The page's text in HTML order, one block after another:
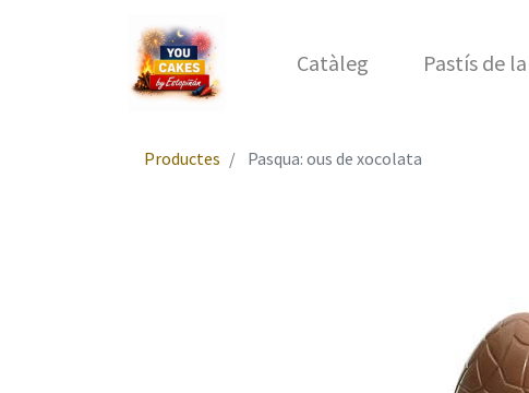
Catàleg Pastís de
Productes Pasqua: ous de xocolata